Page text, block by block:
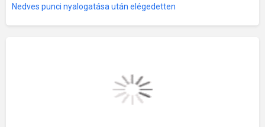
Nedves punci nyalogatása után elégedetten